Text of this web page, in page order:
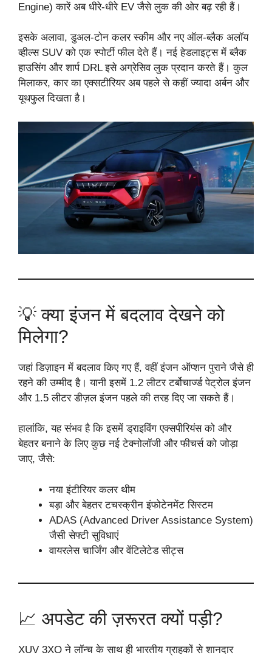
Engine) कारें अब धीरे-धीरे EV जैसे लुक की ओर बढ़ रही हैं।
इसके अलावा, डुअल-टोन कलर स्कीम और नए ऑल-ब्लैक अलॉय
व्हील्स SUV को एक स्पोर्टी फील देते हैं। नई हेडलाइट्स में ब्लैक
हाउसिंग और शार्प DRL इसे अग्रेसिव लुक प्रदान करते हैं। कुल
मिलाकर, कार का एक्सटीरियर अब पहले से कहीं ज्यादा अर्बन और
यूथफुल दिखता है।
💡 क्या इंजन में बदलाव देखने को
मिलेगा?
जहां डिज़ाइन में बदलाव किए गए हैं, वहीं इंजन ऑप्शन पुराने जैसे ही
रहने की उम्मीद है। यानी इसमें 1.2 लीटर टर्बोचार्ज्ड पेट्रोल इंजन
और 1.5 लीटर डीज़ल इंजन पहले की तरह दिए जा सकते हैं।
हालांकि, यह संभव है कि इसमें ड्राइविंग एक्सपीरियंस को और
बेहतर बनाने के लिए कुछ नई टेक्नोलॉजी और फीचर्स को जोड़ा
जाए, जैसे:
नया इंटीरियर कलर थीम
बड़ा और बेहतर टचस्क्रीन इंफोटेनमेंट सिस्टम
ADAS (Advanced Driver Assistance System)
जैसी सेफ्टी सुविधाएं
वायरलेस चार्जिंग और वेंटिलेटेड सीट्स
📈 अपडेट की ज़रूरत क्यों पड़ी?
XUV 3XO ने लॉन्च के साथ ही भारतीय ग्राहकों से शानदार